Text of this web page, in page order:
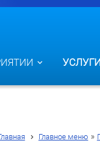
УСЛУГИ
Главное меню »